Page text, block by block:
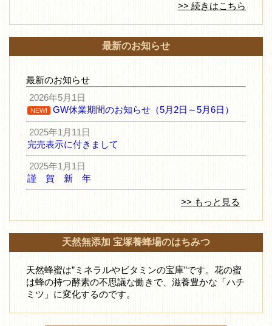
>> 続きはこちら
最新のお知らせ
最新のお知らせ
2026年5月1日
NEW! GW休業期間のお知らせ（5月2日～5月6日）
2025年1月11日
完売表示に付きまして
2025年1月1日
謹 賀 新 年
>> もっと見る
天然無添加 宝塚養蜂場のはちみつ
天然蜂蜜は”ミネラルやビタミンの宝庫”です。花の蜜
は蜂の持つ酵素の不思議な働きで、滋養豊かな「ハチ
ミツ」に変化するのです。